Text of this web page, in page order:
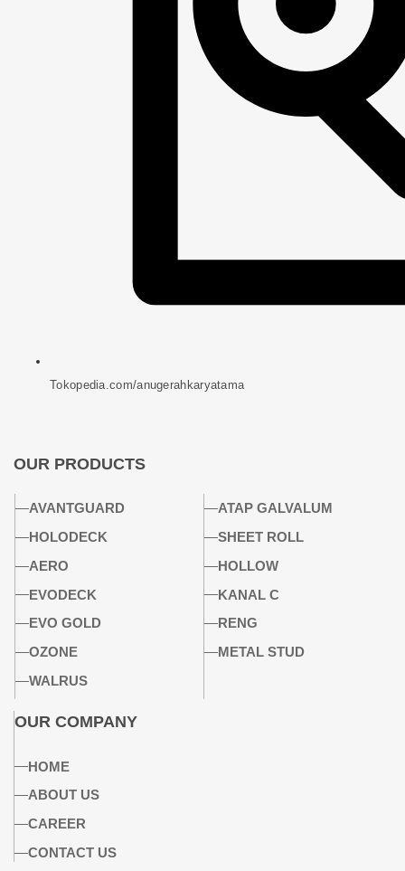
Tokopedia.com/anugerahkaryatama
OUR PRODUCTS
AVANTGUARD
HOLODECK
AERO
EVODECK
EVO GOLD
OZONE
WALRUS
ATAP GALVALUM
SHEET ROLL
HOLLOW
KANAL C
RENG
METAL STUD
OUR COMPANY
HOME
ABOUT US
CAREER
CONTACT US